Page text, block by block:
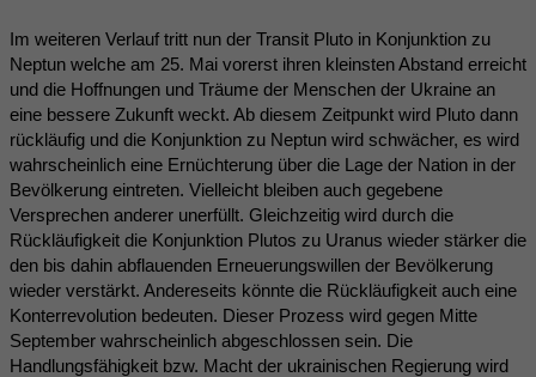
Im weiteren Verlauf tritt nun der Transit Pluto in Konjunktion zu
Neptun welche am 25. Mai vorerst ihren kleinsten Abstand erreicht
und die Hoffnungen und Träume der Menschen der Ukraine an
eine bessere Zukunft weckt. Ab diesem Zeitpunkt wird Pluto dann
rückläufig und die Konjunktion zu Neptun wird schwächer, es wird
wahrscheinlich eine Ernüchterung über die Lage der Nation in der
Bevölkerung eintreten. Vielleicht bleiben auch gegebene
Versprechen anderer unerfüllt. Gleichzeitig wird durch die
Rückläufigkeit die Konjunktion Plutos zu Uranus wieder stärker die
den bis dahin abflauenden Erneuerungswillen der Bevölkerung
wieder verstärkt. Andereseits könnte die Rückläufigkeit auch eine
Konterrevolution bedeuten. Dieser Prozess wird gegen Mitte
September wahrscheinlich abgeschlossen sein. Die
Handlungsfähigkeit bzw. Macht der ukrainischen Regierung wird